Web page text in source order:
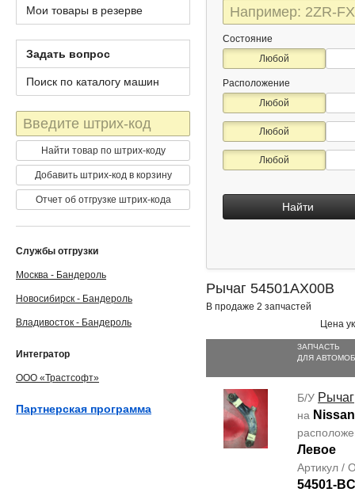
Состояние
Любой
Расположение
Любой
Любой
Любой
Найти
Рычаг 54501AX00B
В продаже 2 запчастей
Цена
ЗАПЧАСТЬ
ДЛЯ
Б/У Рычаг
на
Левое
Артикул /
54501-
Мои товары в резерве
Задать вопрос
Поиск по каталогу машин
Штрих-
код
Найти товар по штрих-коду
Добавить штрих-код в корзину
Отчет об отгрузке штрих-кода
Службы отгрузки
Москва - Бандероль
Новосибирск - Бандероль
Владивосток - Бандероль
Интегратор
ООО «Трастсофт»
Партнерская программа